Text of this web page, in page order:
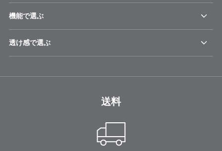
機能で選ぶ
透け感で選ぶ
送料